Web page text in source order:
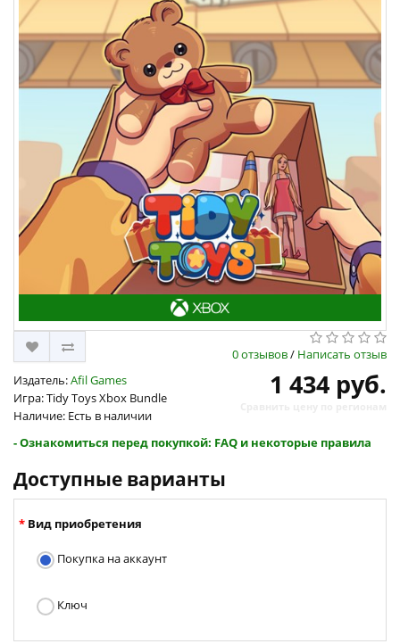
0 отзывов/ Написать отзыв
Издатель:Afil Games
Игра: Tidy Toys Xbox Bundle
Наличие: Есть в наличии
1 434 руб.
- Ознакомиться перед покупкой: FAQ и некоторые правила
Доступные варианты
Вид приобретения
Покупка на аккаунт
Ключ